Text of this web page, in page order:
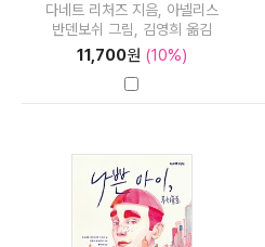
다네트 리처즈 지음, 아넬리스
반덴보쉬 그림, 김영희 옮김
11,700원 (10%)